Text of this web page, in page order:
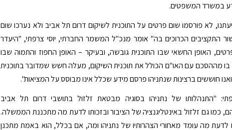
במשרד המשפטים.
לא פורסמו שום פרטים על התוכנית לשיקום דרום תל אביב ולא נערכו שום
התקציבים הכרוכים בה" אומר מנכ"ל המשמר החברתי, יוסי צרפתי, "היעדר
האופן החשאי שבו התוכנית גובשה, ובעיקר – האופן החפוז והתמוה שבו
בו מההסכם עם האו"ם הכולל את תוכנית השיקום, מעלה חשש שמדובר בתוכנית
חוששים ברצינות שנתניהו פרסם מידע שכלל אינו מבוסס על המציאות".
"התנהלותו של נתניהו בסוגיה מבטאת זלזול בתושבי דרום תל אביב
כמו גם זלזול באינטליגנציה של הציבור ובזכותו לדעת מה מתכננת הממשלה.
לדעת מה עומד מאחורי הצהרותיו של נתניהו ומה, אם בכלל, הוא באמת מתכנן